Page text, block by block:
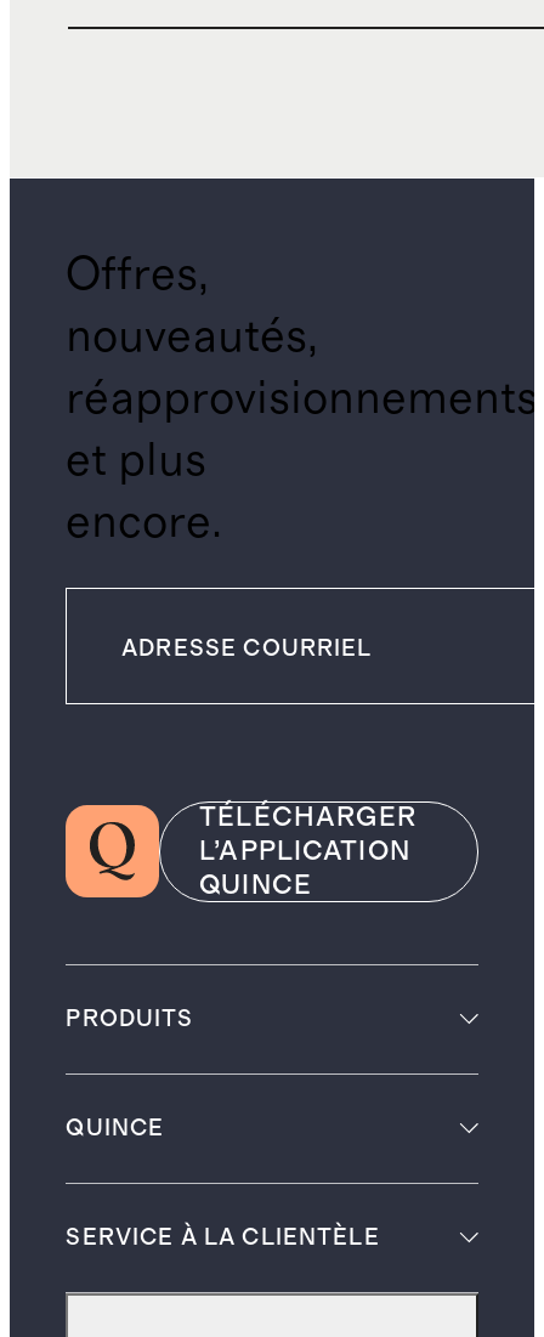
Offres,
nouveautés,
réapprovisionnements
et plus
encore.
TÉLÉCHARGER
L’APPLICATION
QUINCE
PRODUITS
QUINCE
SERVICE À LA CLIENTÈLE